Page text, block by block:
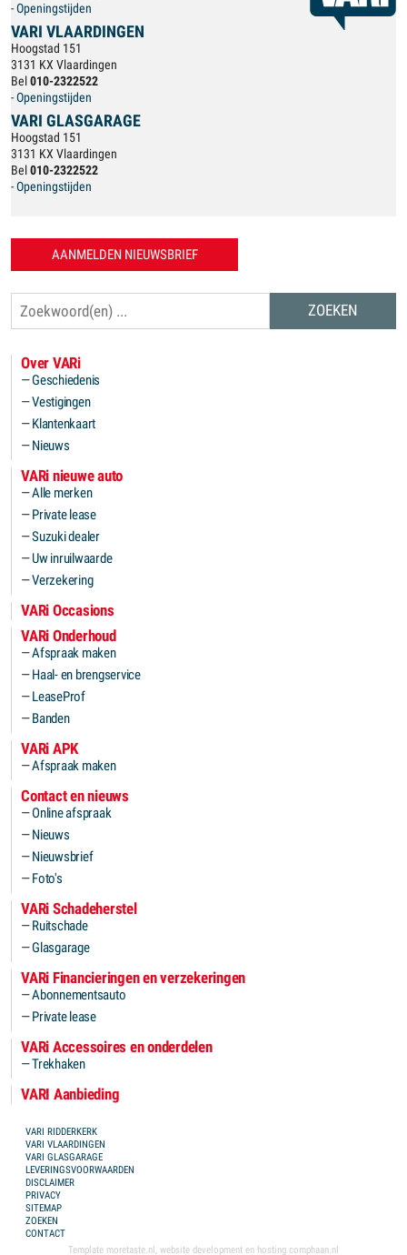
- Openingstijden
VARI VLAARDINGEN
Hoogstad 151
3131 KX Vlaardingen
Bel 010-2322522
- Openingstijden
VARI GLASGARAGE
Hoogstad 151
3131 KX Vlaardingen
Bel 010-2322522
- Openingstijden
AANMELDEN NIEUWSBRIEF
Over VARi
Geschiedenis
Vestigingen
Klantenkaart
Nieuws
VARi nieuwe auto
Alle merken
Private lease
Suzuki dealer
Uw inruilwaarde
Verzekering
VARi Occasions
VARi Onderhoud
Afspraak maken
Haal- en brengservice
LeaseProf
Banden
VARi APK
Afspraak maken
Contact en nieuws
Online afspraak
Nieuws
Nieuwsbrief
Foto's
VARi Schadeherstel
Ruitschade
Glasgarage
VARi Financieringen en verzekeringen
Abonnementsauto
Private lease
VARi Accessoires en onderdelen
Trekhaken
VARI Aanbieding
FOOTER MENU
VARI RIDDERKERK
VARI VLAARDINGEN
VARI GLASGARAGE
LEVERINGSVOORWAARDEN
DISCLAIMER
PRIVACY
SITEMAP
ZOEKEN
CONTACT
Template moretaste.nl, website development en hosting comphaan.nl